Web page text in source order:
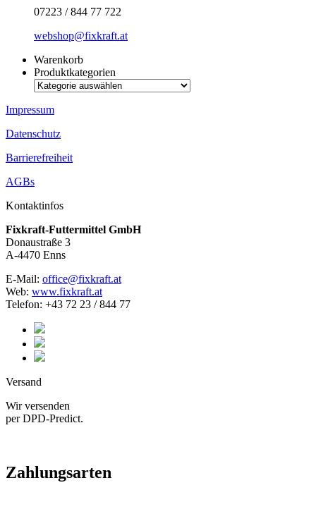
07223 / 844 77 722
webshop@fixkraft.at
Warenkorb
Produktkategorien
Impressum
Datenschutz
Barrierefreiheit
AGBs
Kontaktinfos
Fixkraft-Futtermittel GmbH
Donaustraße 3
A-4470 Enns
E-Mail: office@fixkraft.at
Web: www.fixkraft.at
Telefon: +43 72 23 / 844 77
Versand
Wir versenden
per DPD-Predict.
Zahlungsarten